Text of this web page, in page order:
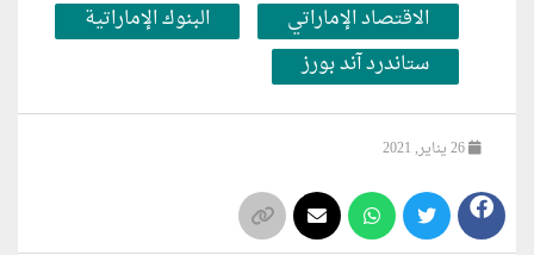
الاقتصاد الإماراتي
البنوك الإماراتية
ستاندرد آند بورز